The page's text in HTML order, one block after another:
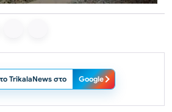
TrikalaNews στο Google